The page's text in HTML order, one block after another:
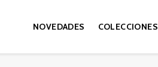
NOVEDADES COLECCIONES